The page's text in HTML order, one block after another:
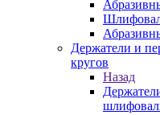
Держатели и
кругов
Назад